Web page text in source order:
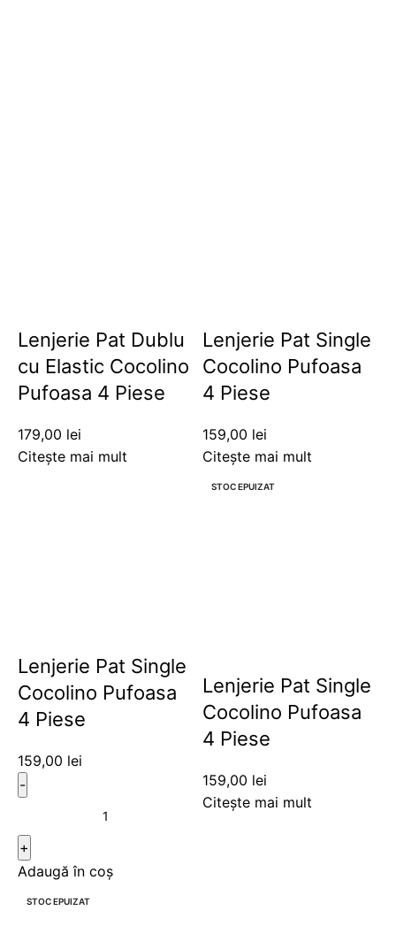
Lenjerie Pat Dublu
cu Elastic Cocolino
Pufoasa 4 Piese
179,00 lei
Citește mai mult
Lenjerie Pat Single
Cocolino Pufoasa
4 Piese
159,00 lei
Citește mai mult
Lenjerie Pat Single
Cocolino Pufoasa
4 Piese
159,00 lei
Adaugă în coș
STOC EPUIZAT
Lenjerie Pat Single
Cocolino Pufoasa
4 Piese
159,00 lei
Citește mai mult
STOC EPUIZAT